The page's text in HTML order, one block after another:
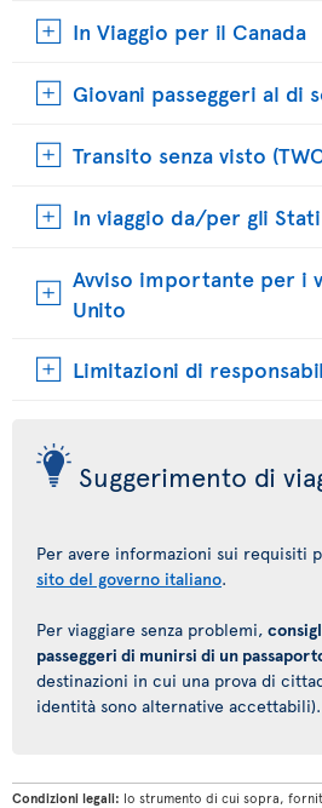
In Viaggio per il Canada
Giovani passeggeri al di
Transito senza visto
In viaggio da/per gli
Avviso importante per i
Unito
Limitazioni di
Suggerimento di
Per avere informazioni sui requisiti
sito del governo italiano.
Per viaggiare senza problemi,
passeggeri di munirsi di un
destinazioni in cui una prova di
identità sono alternative accettabili).
Condizioni legali: lo strumento di cui sopra,